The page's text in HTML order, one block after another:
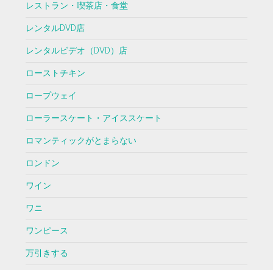
レストラン・喫茶店・食堂
レンタルDVD店
レンタルビデオ（DVD）店
ローストチキン
ロープウェイ
ローラースケート・アイススケート
ロマンティックがとまらない
ロンドン
ワイン
ワニ
ワンピース
万引きする